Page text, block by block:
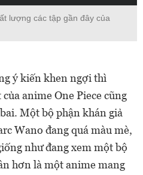
lượng các tập gần đây của
ý kiến khen ngợi thì
anime One Piece cũng
Một bộ phận khán giả
Wano đang quá màu mè,
như đang xem một bộ
hơn là một anime mang